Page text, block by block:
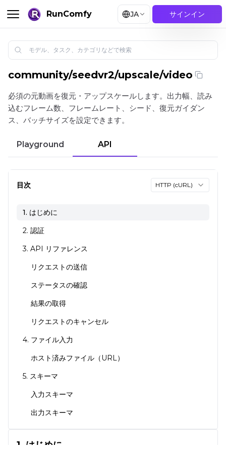
RunComfy JA サインイン
SEEDVR2：動画復元・アップスケール | RunComfy
community/seedvr2/upscale/video
必須の元動画を復元・アップスケールします。出力幅、読み
込むフレーム数、フレームレート、シード、復元ガイダン
ス、バッチサイズを設定できます。
Playground API
目次 HTTP (cURL)
1. はじめに
2. 認証
3. API リファレンス
リクエストの送信
ステータスの確認
結果の取得
リクエストのキャンセル
4. ファイル入力
ホスト済みファイル（URL）
5. スキーマ
入力スキーマ
出力スキーマ
1. はじめに